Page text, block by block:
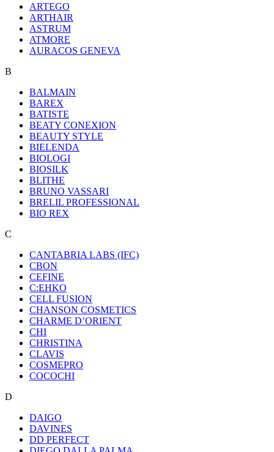
ARTEGO
ARTHAIR
ASTRUM
ATMORE
AURACOS GENEVA
B
BALMAIN
BAREX
BATISTE
BEATY CONEXION
BEAUTY STYLE
BIELENDA
BIOLOGI
BIOSILK
BLITHE
BRUNO VASSARI
BRELIL PROFESSIONAL
BIO REX
C
CANTABRIA LABS (IFC)
CBON
CEFINE
C:EHKO
CELL FUSION
CHANSON COSMETICS
CHARME D’ORIENT
CHI
CHRISTINA
CLAVIS
COSMEPRO
COCOCHI
D
DAIGO
DAVINES
DD PERFECT